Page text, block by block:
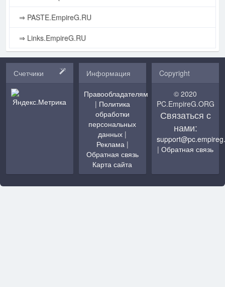
⇒ PASTE.EmpireG.RU
⇒ Links.EmpireG.RU
Счетчики Информация
Правообладателям
| Политика
обработки
персональных
данных |
Реклама|
Обратная связь
Карта сайта
Copyright
© 2020
PC.EmpireG.ORG
Связаться с
нами:
|Обратная связь